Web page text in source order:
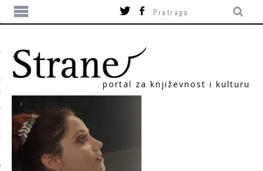
portal za književnost i kulturu